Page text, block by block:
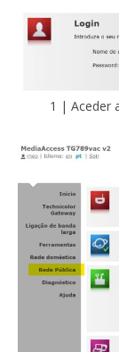
1 | Aceder